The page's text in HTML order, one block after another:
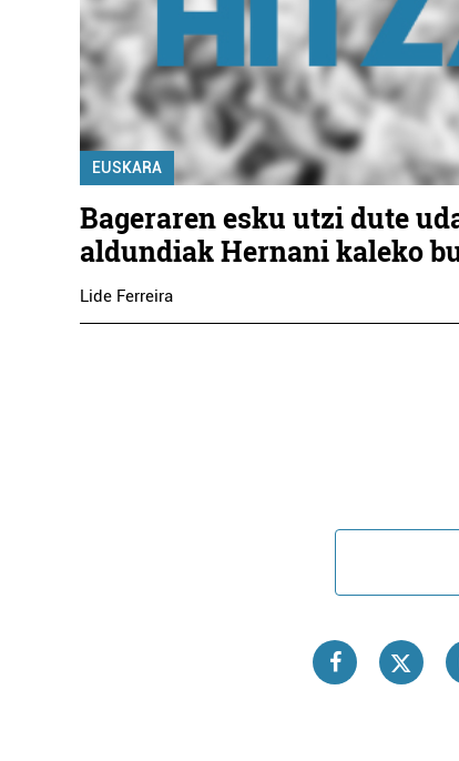
EUSKARA
Bageraren esku utzi dute
aldundiak Hernani kaleko
Lide Ferreira